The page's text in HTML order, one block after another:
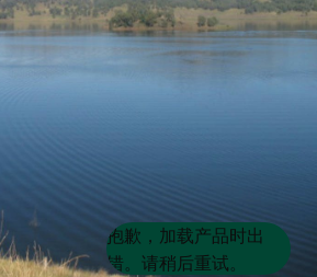
Product
List
Product
List
抱歉，加载产品时出
错。请稍后重试。